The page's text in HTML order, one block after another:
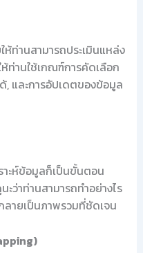
ห้ท่านสามารถประเมินแหล่ง
ท่านใช้เกณฑ์การคัดเลือก
, และการอัปเดตของข้อมูล
าะห์ข้อมูลก็เป็นขั้นตอน
ว่าท่านสามารถทำอย่างไร
ายเป็นภาพรวมที่ชัดเจน